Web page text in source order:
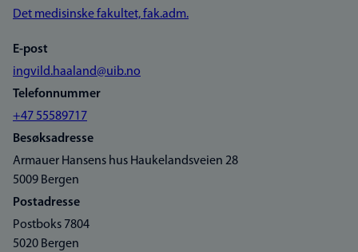
Det medisinske fakultet, fak.adm.
E-post
ingvild.haaland@uib.no
Telefonnummer
+47 55589717
Besøksadresse
Armauer Hansens hus Haukelandsveien 28
5009 Bergen
Postadresse
Postboks 7804
5020 Bergen